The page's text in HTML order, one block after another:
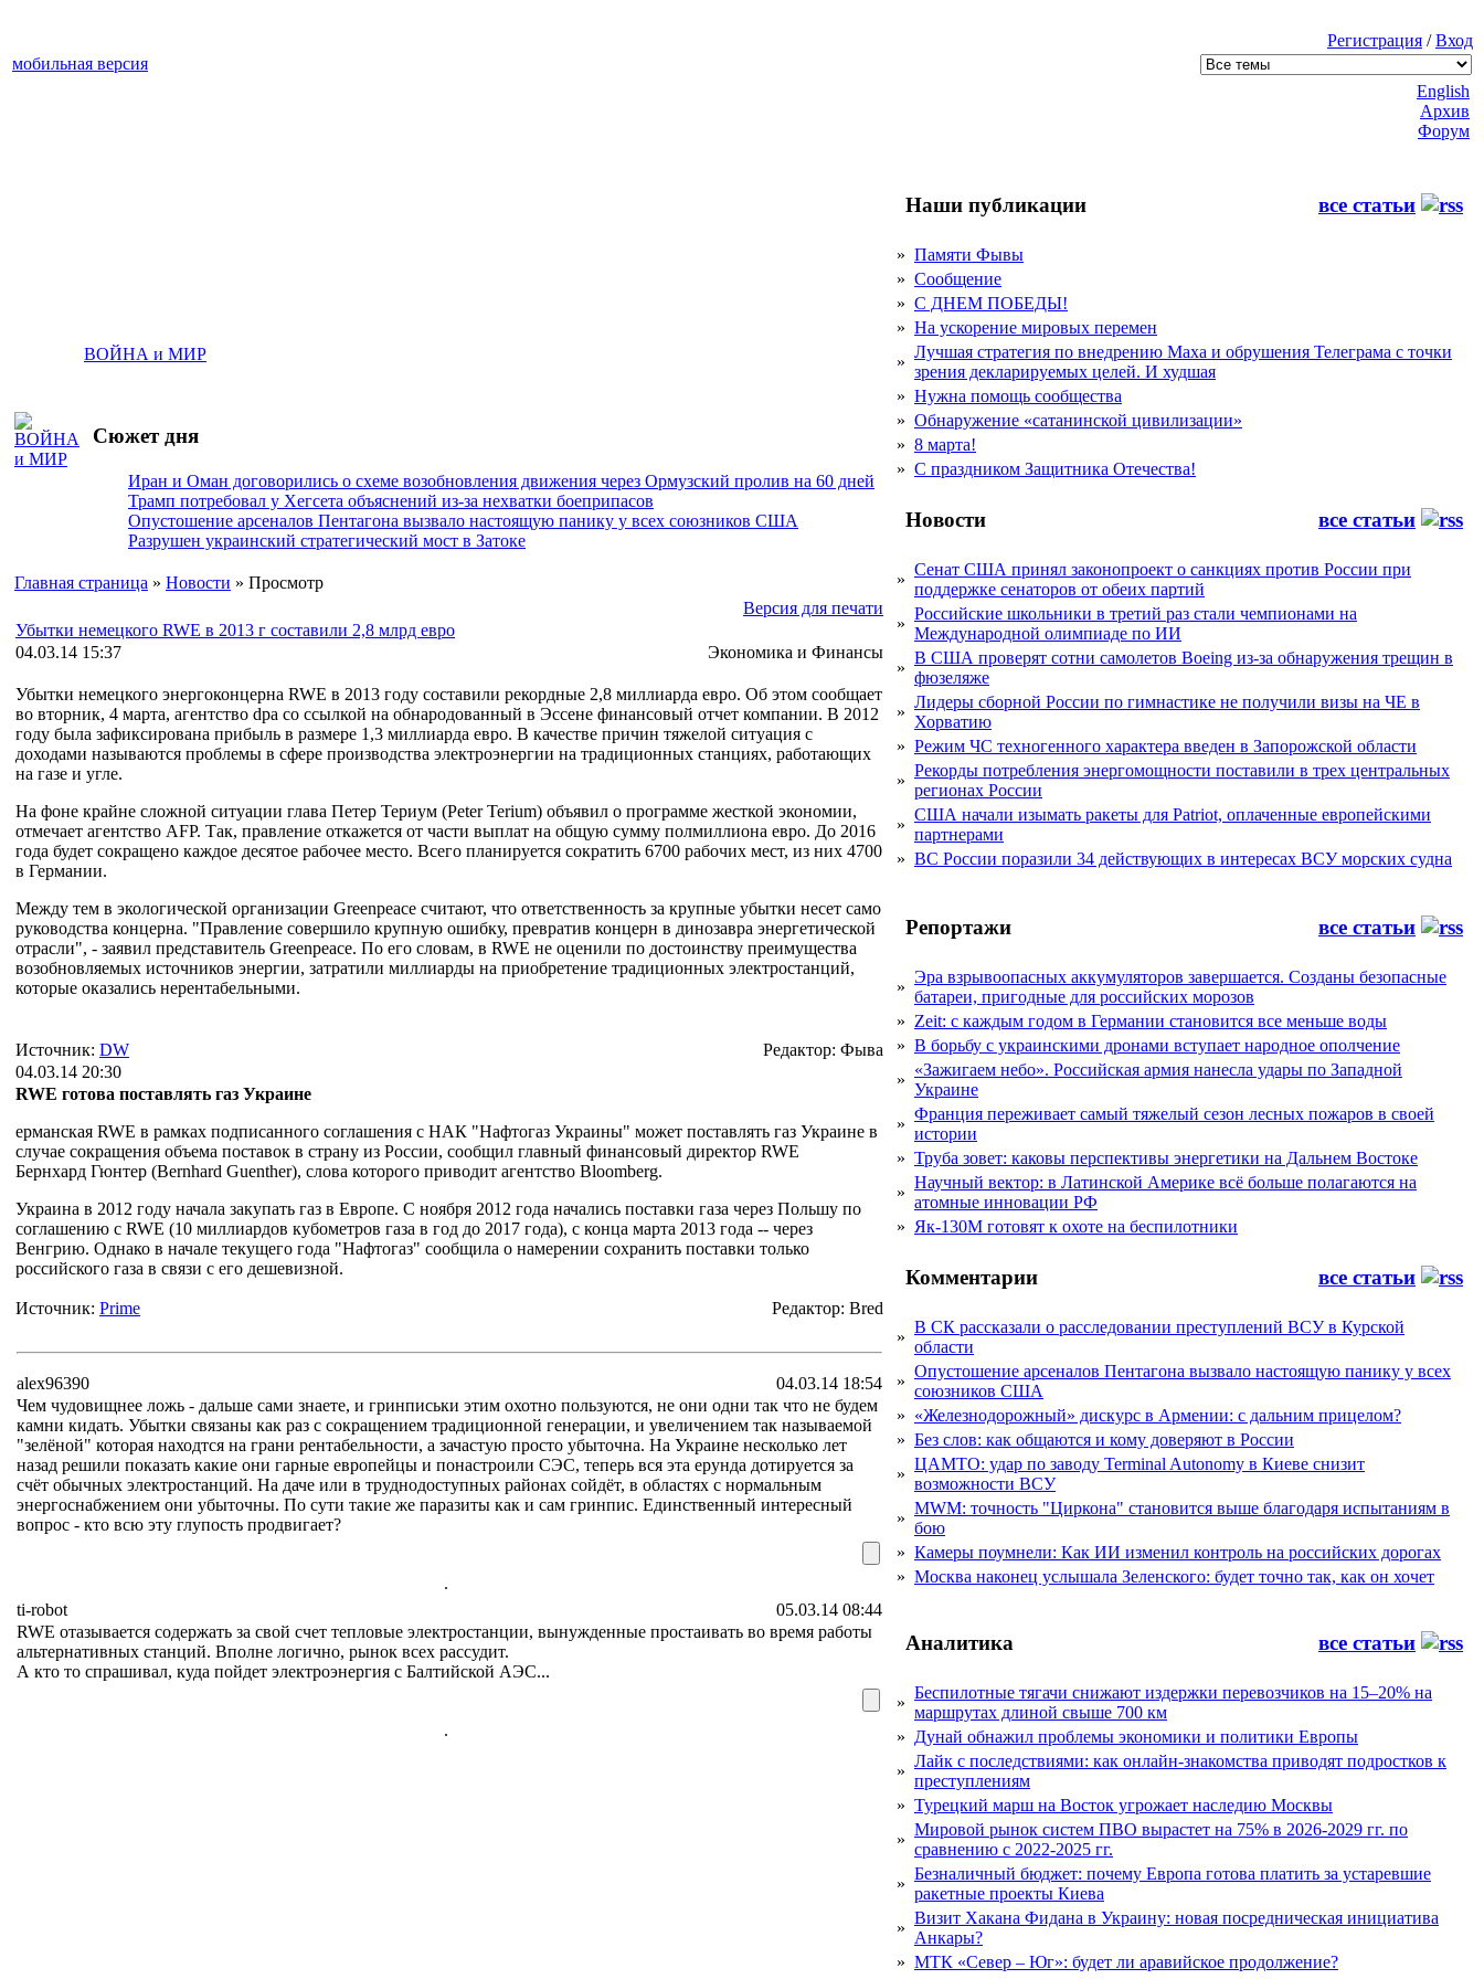
Регистрация /Вход
мобильная версия
ВОЙНА и МИР
Сюжет дня
Иран и Оман договорились о схеме возобновления движения через Ормузский пролив на 60 дней
Трамп потребовал у Хегсета объяснений из-за нехватки боеприпасов
Опустошение арсеналов Пентагона вызвало настоящую панику у всех союзников США
Разрушен украинский стратегический мост в Затоке
Главная страница » Новости » Просмотр
Версия для печати
Убытки немецкого RWE в 2013 г составили 2,8 млрд евро
04.03.14 15:37
Экономика и Финансы
Убытки немецкого энергоконцерна RWE в 2013 году составили рекордные 2,8 миллиарда евро. Об этом сообщает
во вторник, 4 марта, агентство dpa со ссылкой на обнародованный в Эссене финансовый отчет компании. В 2012
году была зафиксирована прибыль в размере 1,3 миллиарда евро. В качестве причин тяжелой ситуация с
доходами называются проблемы в сфере производства электроэнергии на традиционных станциях, работающих
на газе и угле.
На фоне крайне сложной ситуации глава Петер Териум (Peter Terium) объявил о программе жесткой экономии,
отмечает агентство AFP. Так, правление откажется от части выплат на общую сумму полмиллиона евро. До 2016
года будет сокращено каждое десятое рабочее место. Всего планируется сократить 6700 рабочих мест, из них 4700
в Германии.
Между тем в экологической организации Greenpeace считают, что ответственность за крупные убытки несет само
руководства концерна. "Правление совершило крупную ошибку, превратив концерн в динозавра энергетической
отрасли", - заявил представитель Greenpeace. По его словам, в RWE не оценили по достоинству преимущества
возобновляемых источников энергии, затратили миллиарды на приобретение традиционных электростанций,
которые оказались нерентабельными.
Источник: DW
Редактор: Фыва
04.03.14 20:30
RWE готова поставлять газ Украине
ерманская RWE в рамках подписанного соглашения с НАК "Нафтогаз Украины" может поставлять газ Украине в
случае сокращения объема поставок в страну из России, сообщил главный финансовый директор RWE
Бернхард Гюнтер (Bernhard Guenther), слова которого приводит агентство Bloomberg.
Украина в 2012 году начала закупать газ в Европе. С ноября 2012 года начались поставки газа через Польшу по
соглашению с RWE (10 миллиардов кубометров газа в год до 2017 года), с конца марта 2013 года -- через
Венгрию. Однако в начале текущего года "Нафтогаз" сообщила о намерении сохранить поставки только
российского газа в связи с его дешевизной.
Источник: Prime Редактор: Bred
alex96390
04.03.14 18:54
Чем чудовищнее ложь - дальше сами знаете, и гринписьки этим охотно пользуются, не они одни так что не будем
камни кидать. Убытки связаны как раз с сокращением традиционной генерации, и увеличением так называемой
"зелёной" которая находтся на грани рентабельности, а зачастую просто убыточна. На Украине несколько лет
назад решили показать какие они гарные европейцы и понастроили СЭС, теперь вся эта ерунда дотируется за
счёт обычных электростанций. На даче или в труднодоступных районах сойдёт, в областях с нормальным
энергоснабжением они убыточны. По сути такие же паразиты как и сам гринпис. Единственный интересный
вопрос - кто всю эту глупость продвигает?
.
ti-robot
05.03.14 08:44
RWE отазывается содержать за свой счет тепловые электростанции, вынужденные простаивать во время работы
альтернативных станций. Вполне логично, рынок всех рассудит.
А кто то спрашивал, куда пойдет электроэнергия с Балтийской АЭС...
.
English
Архив
Форум
Наши публикации все статьи
» Памяти Фывы
» Сообщение
» С ДНЕМ ПОБЕДЫ!
» На ускорение мировых перемен
»
Лучшая стратегия по внедрению Маха и обрушения Телеграма с точки
зрения декларируемых целей. И худшая
» Нужна помощь сообщества
» Обнаружение «сатанинской цивилизации»
» 8 марта!
» С праздником Защитника Отечества!
Новости все статьи
»
Сенат США принял законопроект о санкциях против России при
поддержке сенаторов от обеих партий
»
Российские школьники в третий раз стали чемпионами на
Международной олимпиаде по ИИ
»
В США проверят сотни самолетов Boeing из-за обнаружения трещин в
фюзеляже
»
Лидеры сборной России по гимнастике не получили визы на ЧЕ в
Хорватию
» Режим ЧС техногенного характера введен в Запорожской области
»
Рекорды потребления энергомощности поставили в трех центральных
регионах России
»
США начали изымать ракеты для Patriot, оплаченные европейскими
партнерами
» ВС России поразили 34 действующих в интересах ВСУ морских судна
Репортажи все статьи
»
Эра взрывоопасных аккумуляторов завершается. Созданы безопасные
батареи, пригодные для российских морозов
» Zeit: с каждым годом в Германии становится все меньше воды
» В борьбу с украинскими дронами вступает народное ополчение
»
«Зажигаем небо». Российская армия нанесла удары по Западной
Украине
»
Франция переживает самый тяжелый сезон лесных пожаров в своей
истории
» Труба зовет: каковы перспективы энергетики на Дальнем Востоке
»
Научный вектор: в Латинской Америке всё больше полагаются на
атомные инновации РФ
» Як-130М готовят к охоте на беспилотники
Комментарии все статьи
»
В СК рассказали о расследовании преступлений ВСУ в Курской
области
»
Опустошение арсеналов Пентагона вызвало настоящую панику у всех
союзников США
» «Железнодорожный» дискурс в Армении: с дальним прицелом?
» Без слов: как общаются и кому доверяют в России
»
ЦАМТО: удар по заводу Terminal Autonomy в Киеве снизит
возможности ВСУ
»
MWM: точность "Циркона" становится выше благодаря испытаниям в
бою
» Камеры поумнели: Как ИИ изменил контроль на российских дорогах
» Москва наконец услышала Зеленского: будет точно так, как он хочет
Аналитика все статьи
»
Беспилотные тягачи снижают издержки перевозчиков на 15–20% на
маршрутах длиной свыше 700 км
» Дунай обнажил проблемы экономики и политики Европы
»
Лайк с последствиями: как онлайн-знакомства приводят подростков к
преступлениям
» Турецкий марш на Восток угрожает наследию Москвы
»
Мировой рынок систем ПВО вырастет на 75% в 2026-2029 гг. по
сравнению с 2022-2025 гг.
»
Безналичный бюджет: почему Европа готова платить за устаревшие
ракетные проекты Киева
»
Визит Хакана Фидана в Украину: новая посредническая инициатива
Анкары?
» МТК «Север – Юг»: будет ли аравийское продолжение?